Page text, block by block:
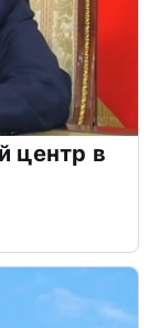
центр в